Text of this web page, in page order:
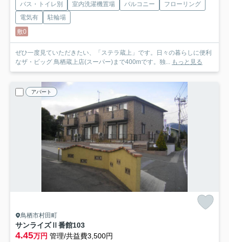
バス・トイレ別 室内洗濯機置場 バルコニー
フローリング
電気有
駐輪場
敷0
ぜひ一度見ていただきたい、「ステラ蔵上」です。日々の暮らしに便利
なザ・ビッグ 鳥栖蔵上店(スーパー)まで400mです。独... もっと見る
アパート
鳥栖市村田町
サンライズⅡ番館103
4.45万円 管理/共益費3,500円